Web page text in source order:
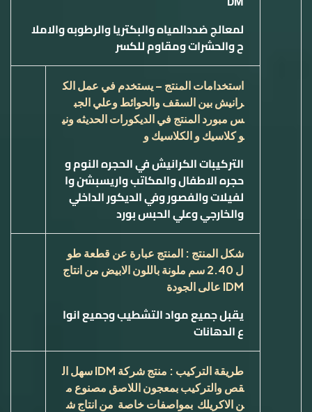
لمعالج ضددالمياه والبكتريا والرطوبه والاملا
ح والحشرات ومقاوم للكسر
استخدامات المنتج – يستخدم في عمل الك
رانيش بين السقف والحوائط وعلي الجب
س مبورد المنتج في الديكورات الحديثه وني
و كلاسيك و الكلاسيك و
التركيبات الكرانيش في الحجره النوم و
حجره الاطفال والمكاتب واريسبشن وا
لفيلات والفصور وفي الديكور الداخلي
والخارجي وعلي الحبس بورد
شكل المنتج : المنتج عبارة عن قطعة طو
ل 2.40 سم ملونة باللون الابيض من انتاج
IDM عالى الجودة
يقبل جميع مواد التشطيب وجميع انوا
ع الدهانات
طريقة التركيب : منتج شركة IDMسهل ال
قص والتركيب بمعجون اللاصق مصنوع م
ن الاكريلك بمواصفات خاصة من انتاج ش